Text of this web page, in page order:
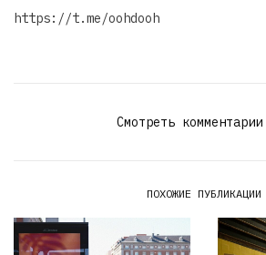
https://t.me/oohdooh
Смотреть
ПОХОЖИЕ ПУБЛИКАЦИИ